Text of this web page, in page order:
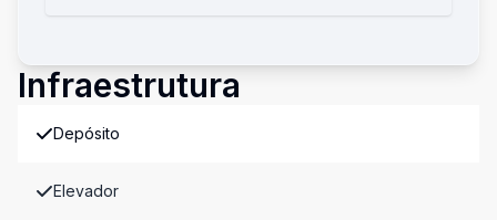
Infraestrutura
Depósito
Elevador